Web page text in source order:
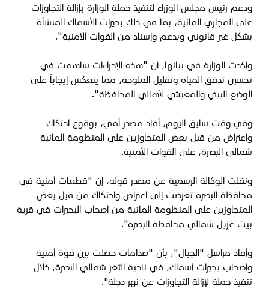
ودعم رئيس مجلس الوزراء لتنفيذ حملة الوزارة بإزالة التجاوزات
على المجاري المائية، بما في ذلك بحيرات الأسماك المنشأة
بشكل غير قانوني وبدعم وإسناد من القوات الأمنية".
وأكدت الوزارة في بيانها، أن "هذه الإجراءات ساهمت في
تحسين تدفق المياه وتقليل الملوحة، مما ينعكس إيجاباً على
الوضع البيئي والمعيشي لأهالي المحافظة".
وفي وقت سابق اليوم، أفاد مصدر أمني، بوقوع احتكاك
واعتراض من قبل بعض المتجاوزين على المنظومة المائية
شمالي البصرة، على القوات الأمنية.
ونقلت الوكالة الرسمية عن مصدر قوله، إن "قطعات أمنية في
محافظة البصرة تعرضت إلى اعتراض واحتكاك من قبل بعض
المتجاوزين على المنظومة المائية من أصحاب البحيرات في قرية
بيت غزيل شمالي محافظة البصرة".
وأفاد مراسل "الجبال"، بأن "صدامات حصلت بين قوة أمنية
وأصحاب بحيرات أسماك، في ناحية الثغر شمالي البصرة، خلال
تنفيذ حملة لإزالة التجاوزات عن نهر دجلة".